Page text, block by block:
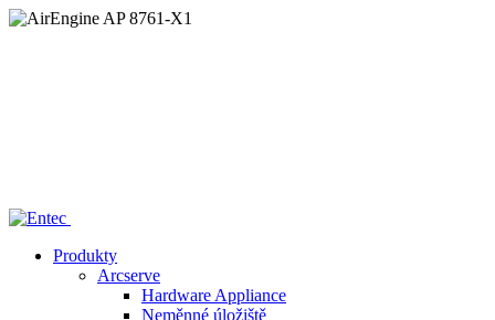
Produkty
Arcserve
Hardware Appliance
Neměnné úložiště